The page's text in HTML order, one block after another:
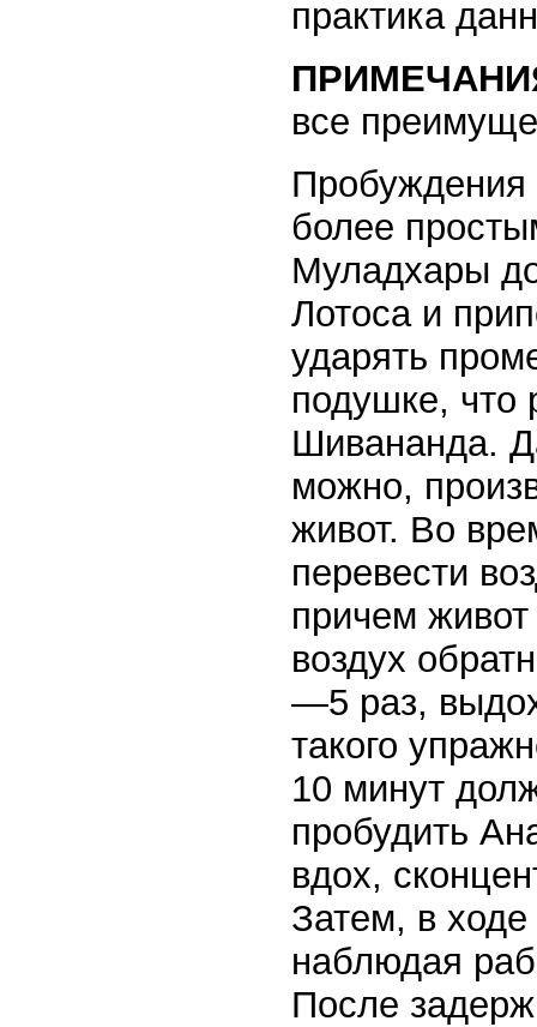
практика
все
Пробуждения
более
Муладхары
Лотоса и
ударять
подушке, что
Шивананда.
можно,
живот. Во
перевести
причем живот
воздух
—5 раз,
такого
10 минут
пробудить
вдох,
Затем, в
наблюдая
После